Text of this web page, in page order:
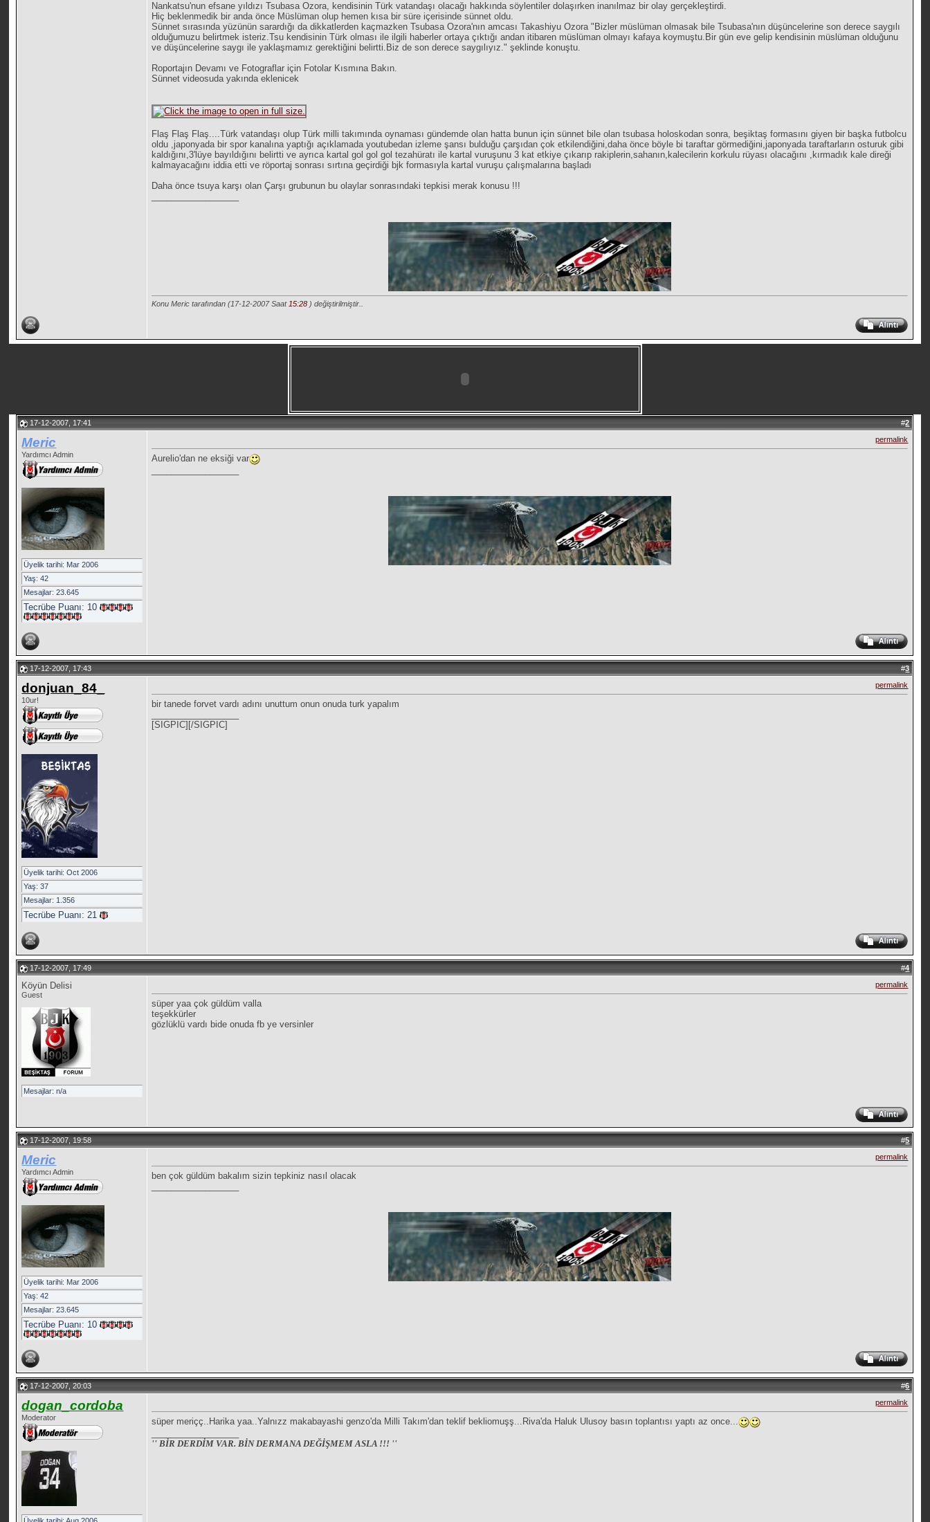
Nankatsu'nun efsane yıldızı Tsubasa Ozora, kendisinin Türk vatandaşı olacağı hakkında söylentiler dolaşırken inanılmaz bir olay gerçekleştirdi.
Hiç beklenmedik bir anda önce Müslüman olup hemen kısa bir süre içerisinde sünnet oldu.
Sünnet sırasında yüzünün sarardığı da dikkatlerden kaçmazken Tsubasa Ozora'nın amcası Takashiyu Ozora "Bizler müslüman olmasak bile Tsubasa'nın düşüncelerine son derece saygılı
olduğumuzu belirtmek isteriz.Tsu kendisinin Türk olması ile ilgili haberler ortaya çıktığı andan itibaren müslüman olmayı kafaya koymuştu.Bir gün eve gelip kendisinin müslüman olduğunu
ve düşüncelerine saygı ile yaklaşmamız gerektiğini belirtti.Biz de son derece saygılıyız." şeklinde konuştu.
Roportajın Devamı ve Fotograflar için Fotolar Kısmına Bakın.
Sünnet videosuda yakında eklenicek
Flaş Flaş Flaş....Türk vatandaşı olup Türk milli takımında oynaması gündemde olan hatta bunun için sünnet bile olan tsubasa holoskodan sonra, beşiktaş formasını giyen bir başka futbolcu
oldu ,japonyada bir spor kanalına yaptığı açıklamada youtubedan izleme şansı bulduğu çarşıdan çok etkilendiğini,daha önce böyle bi taraftar görmediğini,japonyada taraftarların osturuk gibi
kaldığını,3'lüye bayıldığını belirtti ve ayrıca kartal gol gol gol tezahüratı ile kartal vuruşunu 3 kat etkiye çıkarıp rakiplerin,sahanın,kalecil​erin korkulu rüyası olacağını ,kırmadık kale direği
kalmayacağını iddia etti ve röportaj sonrası sırtına geçirdiği bjk formasıyla kartal vuruşu çalışmalarına başladı
Daha önce tsuya karşı olan Çarşı grubunun bu olaylar sonrasındaki tepkisi merak konusu !!!
Konu Meric tarafından (17-12-2007 Saat 15:28 ) değiştirilmiştir..
17-12-2007, 17:41 #2
Meric
Yardımcı Admin
Üyelik tarihi: Mar 2006
Yaş: 42
Mesajlar: 23.645
Tecrübe Puanı: 10
permalink
Aurelio'dan ne eksiği var
17-12-2007, 17:43 #3
donjuan_84_
10ur!
Üyelik tarihi: Oct 2006
Yaş: 37
Mesajlar: 1.356
Tecrübe Puanı:21
permalink
bir tanede forvet vardı adını unuttum onun onuda turk yapalım
[SIGPIC][/SIGPIC]
17-12-2007, 17:49 #4
Köyün Delisi
Guest
Mesajlar: n/a
permalink
süper yaa çok güldüm valla
teşekkürler
gözlüklü vardı bide onuda fb ye versinler
17-12-2007, 19:58 #5
Meric
Yardımcı Admin
Üyelik tarihi: Mar 2006
Yaş: 42
Mesajlar: 23.645
Tecrübe Puanı: 10
permalink
ben çok güldüm bakalım sizin tepkiniz nasıl olacak
17-12-2007, 20:03 #6
dogan_cordoba
Moderator
permalink
süper meriçç..Harika yaa..Yalnızz makabayashi genzo'da Milli Takım'dan teklif bekliomuşş...Riva'da Haluk Ulusoy basın toplantısı yaptı az once...
'' BİR DERDİM VAR. BİN DERMANA DEĞİŞMEM ASLA !!! ''